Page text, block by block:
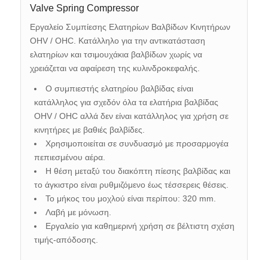
Valve Spring Compressor
Εργαλείο Συμπίεσης Ελατηρίων Βαλβίδων Κινητήρων
OHV / OHC. Κατάλληλο για την αντικατάσταση
ελατηρίων και τσιμουχάκια βαλβίδωνχωρίς να
χρειάζεται να αφαίρεση της κυλινδροκεφαλής.
Ο συμπιεστής ελατηρίου βαλβίδας είναι
κατάλληλος για σχεδόν όλα τα ελατήρια βαλβίδας
OHV / OHC αλλά δεν είναι κατάλληλος για χρήση σε
κινητήρες με βαθιές βαλβίδες.
Χρησιμοποιείταισε συνδυασμό με προσαρμογέα
πεπιεσμένου αέρα.
Η θέση μεταξύ του διακόπτη πίεσης βαλβίδας και
το άγκιστρο είναι ρυθμιζόμενο έως τέσσερεις θέσεις.
Το μήκος του μοχλού είναι περίπου: 320 mm.
Λαβή με μόνωση.
Εργαλείο για καθημερινή χρήση σε βέλτιστη σχέση
τιμής-απόδοσης.